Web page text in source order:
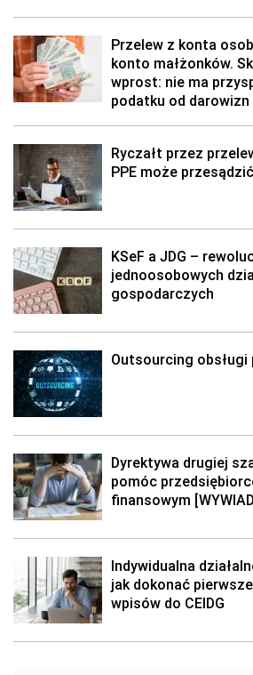
Przelew z konta
konto małżonków.
wprost: nie ma
podatku od darowizn
Ryczałt przez
PPE może
KSeF a JDG –
jednoosobowych
gospodarczych
Outsourcing obsługi
Dyrektywa drugiej
pomóc
finansowym
Indywidualna
jak dokonać
wpisów do CEIDG